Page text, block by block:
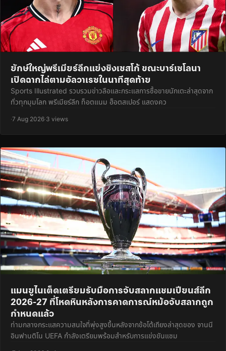
ยักษ์ใหญ่พรีเมียร์ลีกแย่งชิงเซสโก้ ขณะบาร์เซโลนา
เปิดฉากไล่ตามอัลวาเรซในนาทีสุดท้าย
Sports Illustrated รวบรวมข่าวลือและกระแสการซื้อขายนักเตะล่าสุดจาก
ทั่วทุกมุมโลก พรีเมียร์ลีก ท็อตแนม ฮ็อตสเปอร์ แสดงคว
·7 Aug 2026·3 views
แมนยูไนเต็ดเตรียมรับมือการจับสลากแชมเปียนส์ลีก
2026-27 ที่โหดหินหลังการคาดการณ์หม้อจับสลากถูก
กำหนดแล้ว
ท่ามกลางกระแสความสนใจที่พุ่งสูงขึ้นหลังจากข้อโต้เถียงล่าสุดของ จานนี
อินฟานติโน UEFA กำลังเตรียมพร้อมสำหรับการแข่งขันแชม